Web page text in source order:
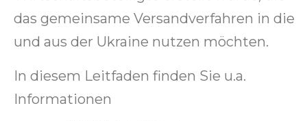
das gemeinsame Versandverfahren in die
und aus der Ukraine nutzen möchten.
In diesem Leitfaden finden Sie u.a.
Informationen